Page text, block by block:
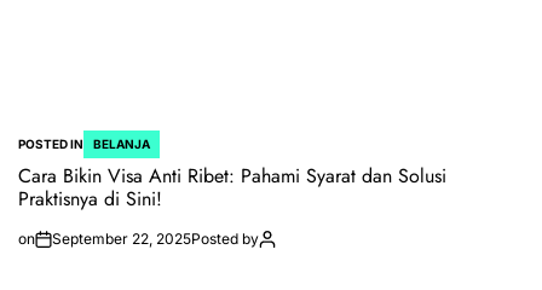
POSTED IN BELANJA
Cara Bikin Visa Anti Ribet: Pahami Syarat dan Solusi
Praktisnya di Sini!
on September 22, 2025Posted by